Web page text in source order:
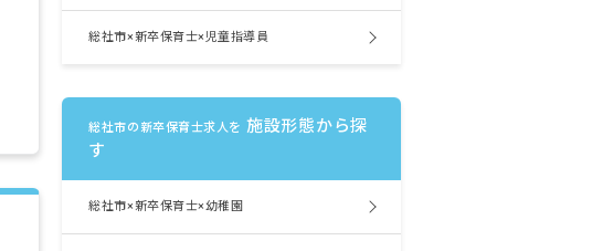
総社市×新卒保育士×児童指導員
総社市の新卒保育士求人を 施設形態から探
す
総社市×新卒保育士×幼稚園